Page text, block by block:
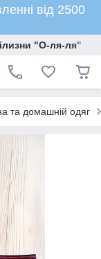
від 2500
"О-ля-ля"
та домашній одяг